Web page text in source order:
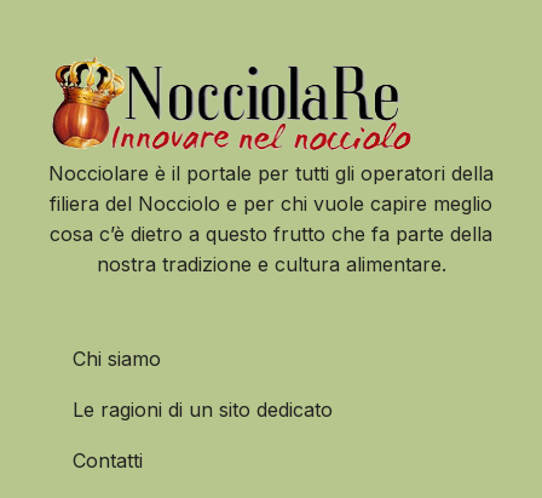
Nocciolare è il portale per tutti gli operatori della
filiera del Nocciolo e per chi vuole capire meglio
cosa c’è dietro a questo frutto che fa parte della
nostra tradizione e cultura alimentare.
Chi siamo
Le ragioni di un sito dedicato
Contatti